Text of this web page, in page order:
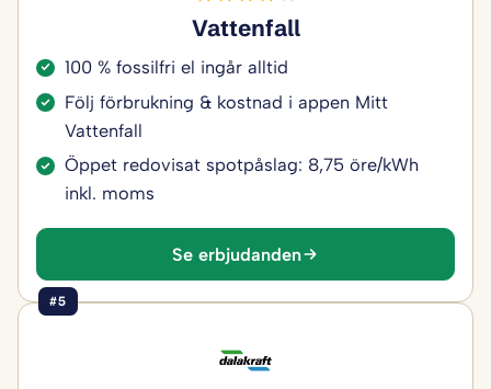
Vattenfall
100 % fossilfri el ingår alltid
Följ förbrukning & kostnad i appen Mitt
Vattenfall
Öppet redovisat spotpåslag: 8,75 öre/kWh
inkl. moms
Se erbjudanden
#5